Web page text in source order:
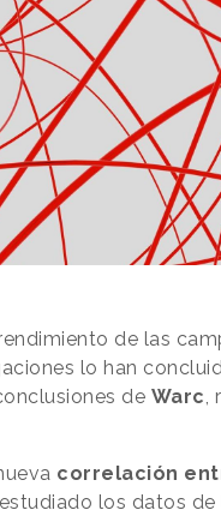
de las
lo han
de Warc,
correlación
los datos